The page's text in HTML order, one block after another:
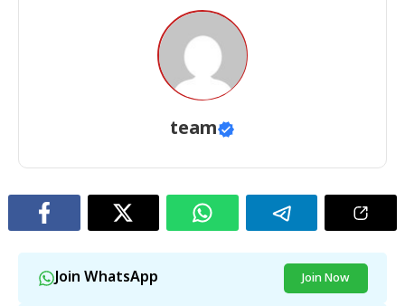
team
Join WhatsApp Join Now